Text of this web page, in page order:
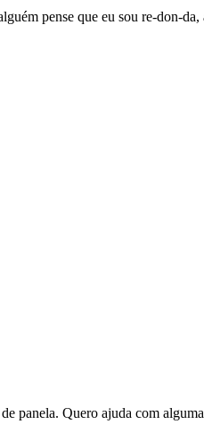
pense que eu sou re-don-
panela. Quero ajuda com